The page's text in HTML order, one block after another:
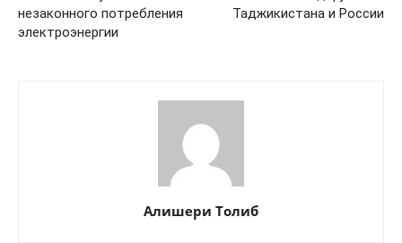
незаконного потребления
электроэнергии
Таджикистана и России
Алишери Толиб